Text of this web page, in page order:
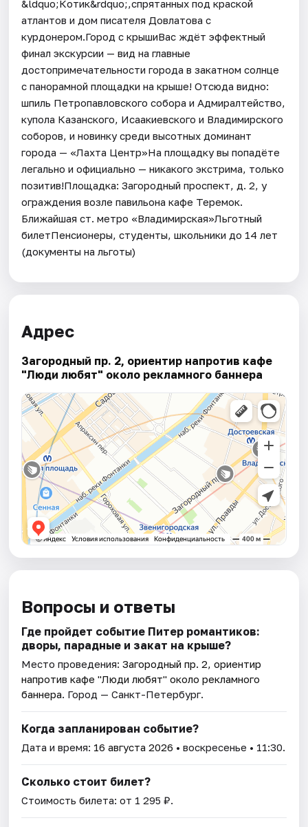
&ldquo;Котик&rdquo;,спрятанных под краской
атлантов и дом писателя Довлатова с
курдонером.Город с крышиВас ждёт эффектный
финал экскурсии — вид на главные
достопримечательности города в закатном солнце
с панорамной площадки на крыше! Отсюда видно:
шпиль Петропавловского собора и Адмиралтейство,
купола Казанского, Исаакиевского и Владимирского
соборов, и новинку среди высотных доминант
города — «Лахта Центр»На площадку вы попадёте
легально и официально — никакого экстрима, только
позитив!Площадка: Загородный проспект, д. 2, у
ограждения возле павильона кафе Теремок.
Ближайшая ст. метро «Владимирская»Льготный
билетПенсионеры, студенты, школьники до 14 лет
(документы на льготы)
Адрес
Загородный пр. 2, ориентир напротив кафе
"Люди любят" около рекламного баннера
Вопросы и ответы
Где пройдет событие Питер романтиков:
дворы, парадные и закат на крыше?
Место проведения:Загородный пр. 2, ориентир
напротив кафе "Люди любят" около рекламного
баннера. Город — Санкт-Петербург.
Когда запланирован событие?
Дата и время: 16 августа 2026 • воскресенье • 11:30.
Сколько стоит билет?
Стоимость билета: от 1 295 ₽.